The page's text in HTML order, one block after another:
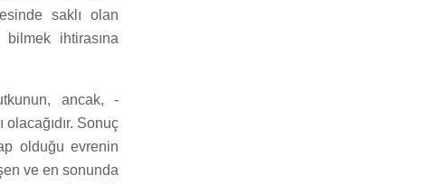
saklı olan
bilmek ihtirasına
ancak, -
Sonuç
olduğu evrenin
ve en sonunda